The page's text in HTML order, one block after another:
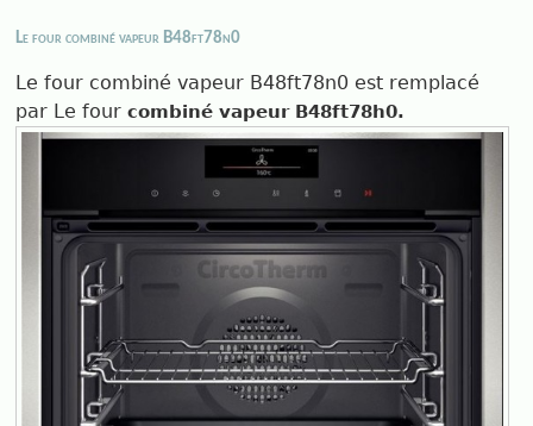
Le four combiné vapeur B48ft78n0
Le four combiné vapeur B48ft78n0 est remplacé
par Le fourcombiné vapeur B48ft78h0.